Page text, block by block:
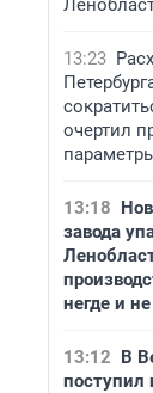
13:23
очертил
13:18
завода
негде и
13:12 В
поступил